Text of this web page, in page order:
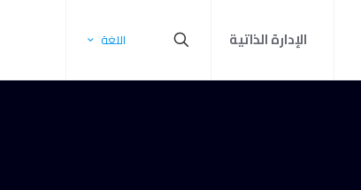
الإدارة الذاتية اللغة